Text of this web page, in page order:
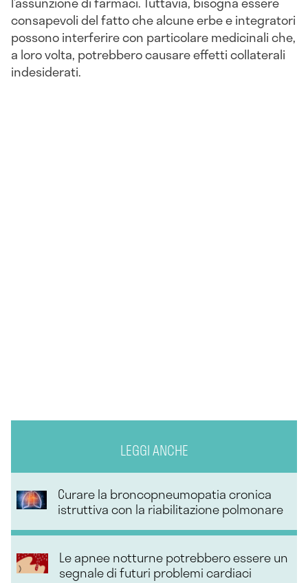
consapevoli del fatto che alcune erbe e integratori
possono interferire con particolare medicinali che,
a loro volta, potrebbero causare effetti collaterali
indesiderati.
LEGGI ANCHE
Curare la broncopneumopatia cronica
istruttiva con la riabilitazione polmonare
Le apnee notturne potrebbero essere un
segnale di futuri problemi cardiaci